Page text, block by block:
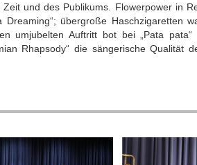
Zeit und des Publikums. Flowerpower in
Dreaming“; übergroße Haschzigaretten
umjubelten Auftritt bot bei „Pata
Rhapsody“ die sängerische Qualität